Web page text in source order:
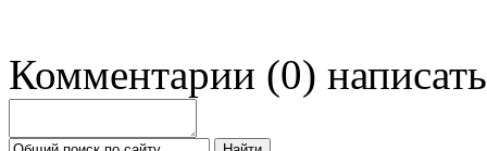
Комментарии (0) написать